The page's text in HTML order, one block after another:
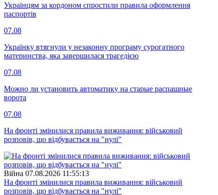
Українцям за кордоном спростили правила оформлення
паспортів
07.08
Українку втягнули у незаконну програму сурогатного
материнства, яка завершилася трагедією
07.08
Можно ли установить автоматику на старые распашные
ворота
07.08
На фронті змінилися правила виживання: військовий
розповів, що відбувається на "нулі"
Війна 07.08.2026 11:55:13
На фронті змінилися правила виживання: військовий
розповів, що відбувається на "нулі"